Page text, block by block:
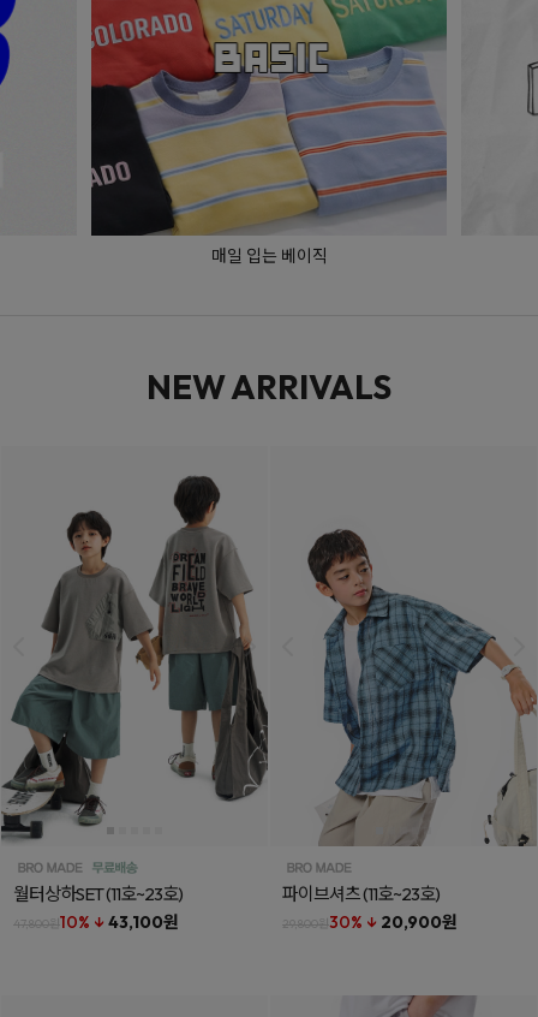
매일 입는 베이직
NEW ARRIVALS
월터상하SET(11호~23호)
47,800원10% ↓ 43,100원
파이브셔츠(11호~23호)
29,800원30% ↓ 20,900원